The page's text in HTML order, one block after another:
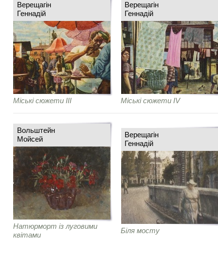
Верещагін
Геннадій
Міські сюжети IІІ
Верещагін
Геннадій
Міські сюжети IV
Вольштейн
Мойсей
Натюрморт із луговими
квітами
Верещагін
Геннадій
Біля мосту